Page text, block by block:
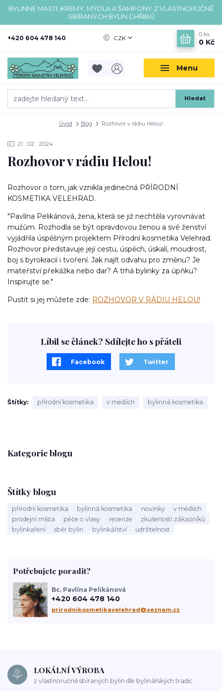
BYLINNÉ MASTI, KRÉMY, MÝDLA A ŠAMPONY Z VLASTNORUČNĚ
SBÍRANÝCH BYLIN CHŘIBŮ
Menu
CZK
Hledat
+420 604 478 140
0 ks
0 Kč
Úvod Blog Rozhovor v rádiu Helou!
Kategorie blogu
Štítky blogu
přírodní kosmetika bylinná kosmetika novinky
v médiích
prodejní místa
péče o vlasy recenze
zkušenosti zákazníků
bylinkaření
sběr bylin bylinkářství udržitelnost
Potřebujete poradit?
Bc. Pavlína Pelikánová
+420 604 478 140
prirodnikosmetikavelehrad@seznam.cz
21 02 2024
Rozhovor v rádiu Helou!
Rozhovor o tom, jak vznikla jedinečná PŘÍRODNÍ
KOSMETIKA VELEHRAD.
"Pavlína Pelikánová, žena, která se již nechtěla vyrovnávat
mužům. Rozhodla se být opravdovou ženou a své ženství
vyjádřila úspěšným projektem Přírodní kosmetika Velehrad.
Rozhovor představuje její cestu, úspěch, úskalí, moudrost,
boj s byrokracií i tvoření. Jak najít odvahu pro změnu? Je
mateřství překážka nebo dar? A trhá bylinky za úpňku?
Inspirujte se."
Pustit si jej můžete zde: ROZHOVOR V RÁDIU HELOU!
Líbil se článek? Sdílejte ho s přáteli
Facebook Twitter
Štítky přírodní kosmetika v médiích bylinná kosmetika
LOKÁLNÍ VÝROBA
z vlastnoručně sbíraných bylin dle bylinářských tradic